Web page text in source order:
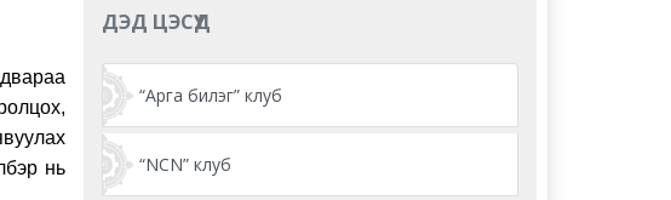
нь
ДЭД ЦЭСҮҮД
“Арга билэг” клуб
“NCN” клуб